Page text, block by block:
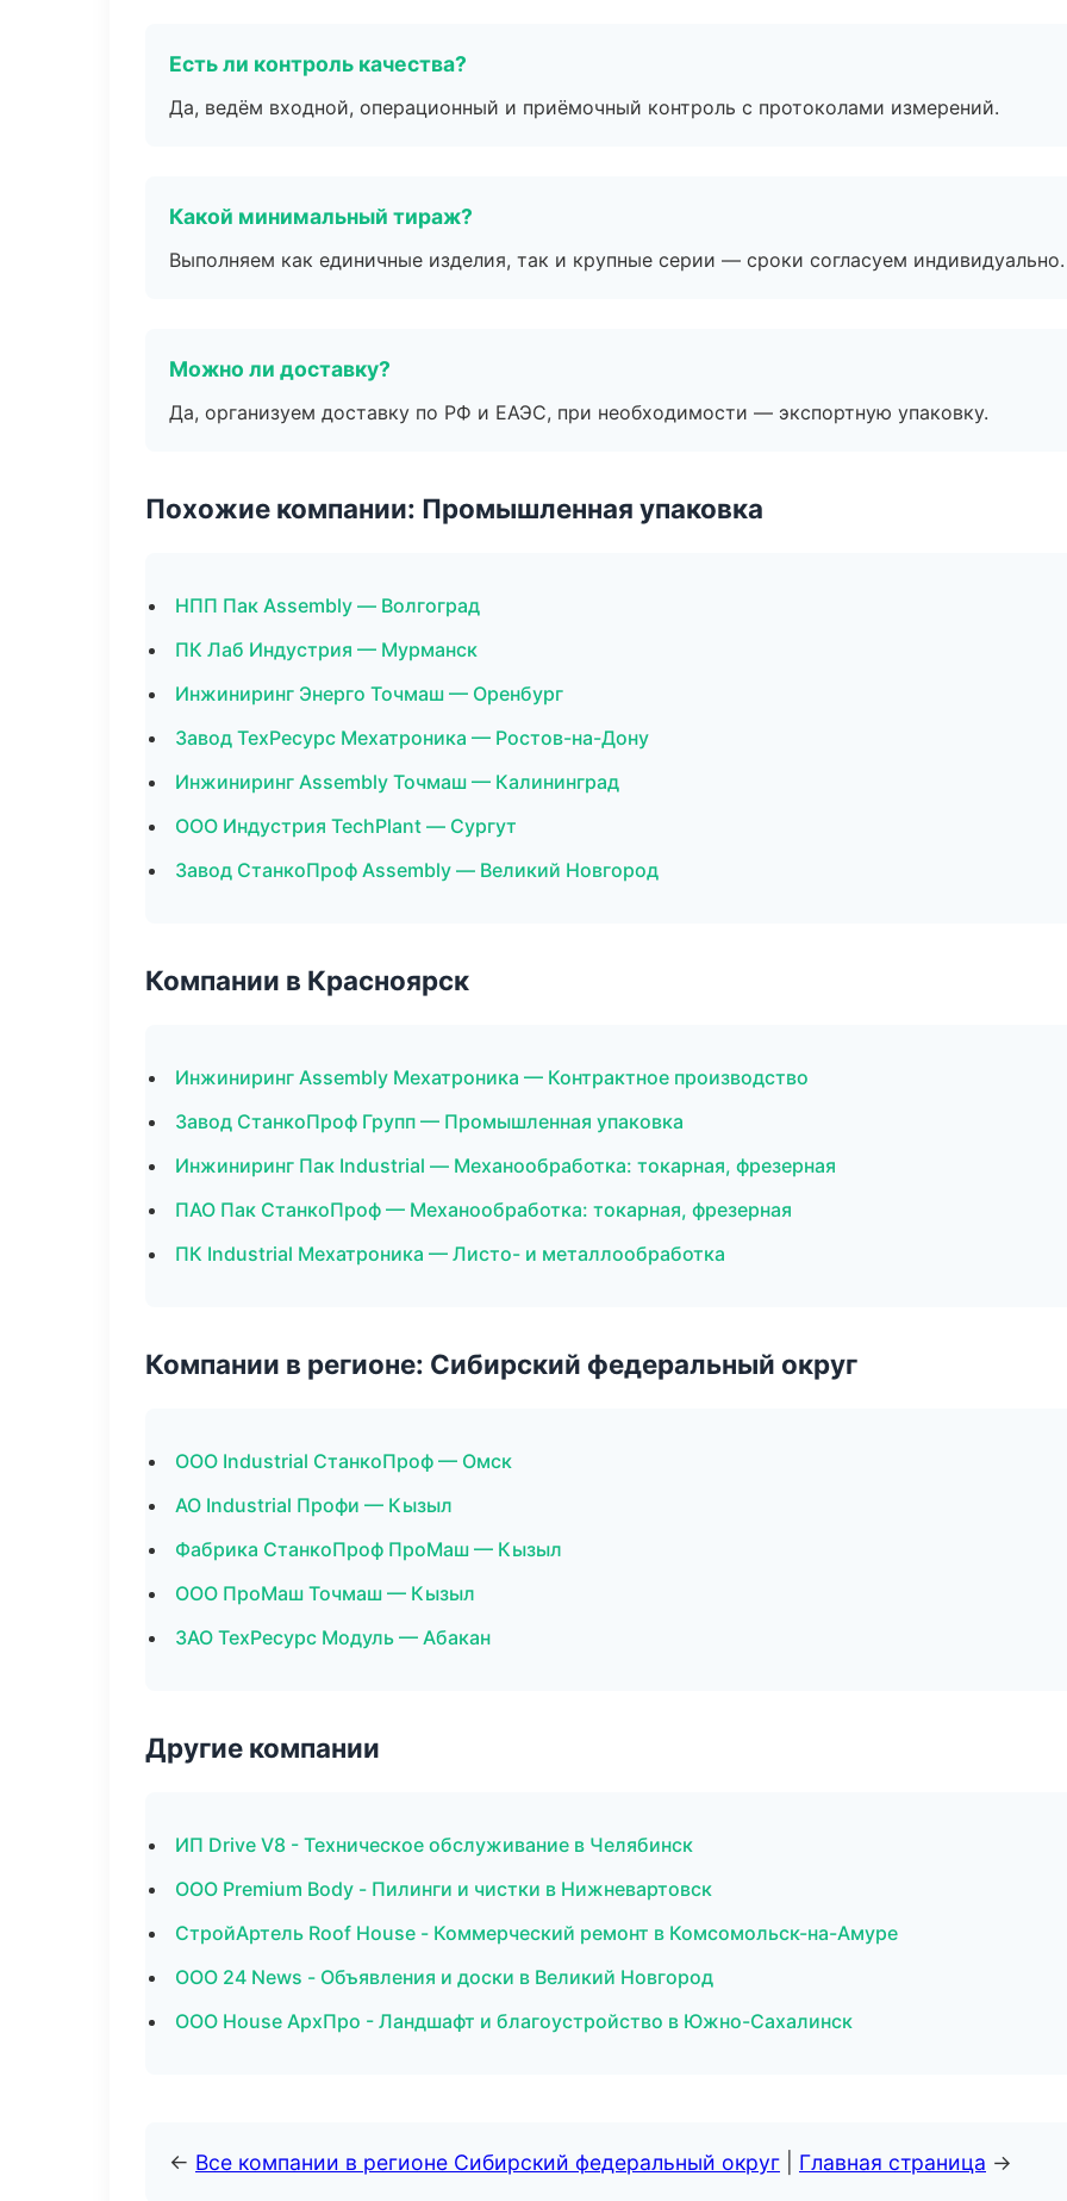
Есть ли контроль качества?
Да, ведём входной, операционный и приёмочный контроль с протоколами измерений.
Какой минимальный тираж?
Выполняем как единичные изделия, так и крупные серии — сроки согласуем индивидуально.
Можно ли доставку?
Да, организуем доставку по РФ и ЕАЭС, при необходимости — экспортную упаковку.
Похожие компании: Промышленная упаковка
НПП Пак Assembly — Волгоград
ПК Лаб Индустрия — Мурманск
Инжиниринг Энерго Точмаш — Оренбург
Завод ТехРесурс Мехатроника — Ростов-на-Дону
Инжиниринг Assembly Точмаш — Калининград
ООО Индустрия TechPlant — Сургут
Завод СтанкоПроф Assembly — Великий Новгород
Компании в Красноярск
Инжиниринг Assembly Мехатроника — Контрактное производство
Завод СтанкоПроф Групп — Промышленная упаковка
Инжиниринг Пак Industrial — Механообработка: токарная, фрезерная
ПАО Пак СтанкоПроф — Механообработка: токарная, фрезерная
ПК Industrial Мехатроника — Листо- и металлообработка
Компании в регионе: Сибирский федеральный округ
ООО Industrial СтанкоПроф — Омск
АО Industrial Профи — Кызыл
Фабрика СтанкоПроф ПроМаш — Кызыл
ООО ПроМаш Точмаш — Кызыл
ЗАО ТехРесурс Модуль — Абакан
Другие компании
ИП Drive V8 - Техническое обслуживание в Челябинск
ООО Premium Body - Пилинги и чистки в Нижневартовск
СтройАртель Roof House - Коммерческий ремонт в Комсомольск-на-Амуре
ООО 24 News - Объявления и доски в Великий Новгород
ООО House АрхПро - Ландшафт и благоустройство в Южно-Сахалинск
← Все компании в регионе Сибирский федеральный округ Главная страница →